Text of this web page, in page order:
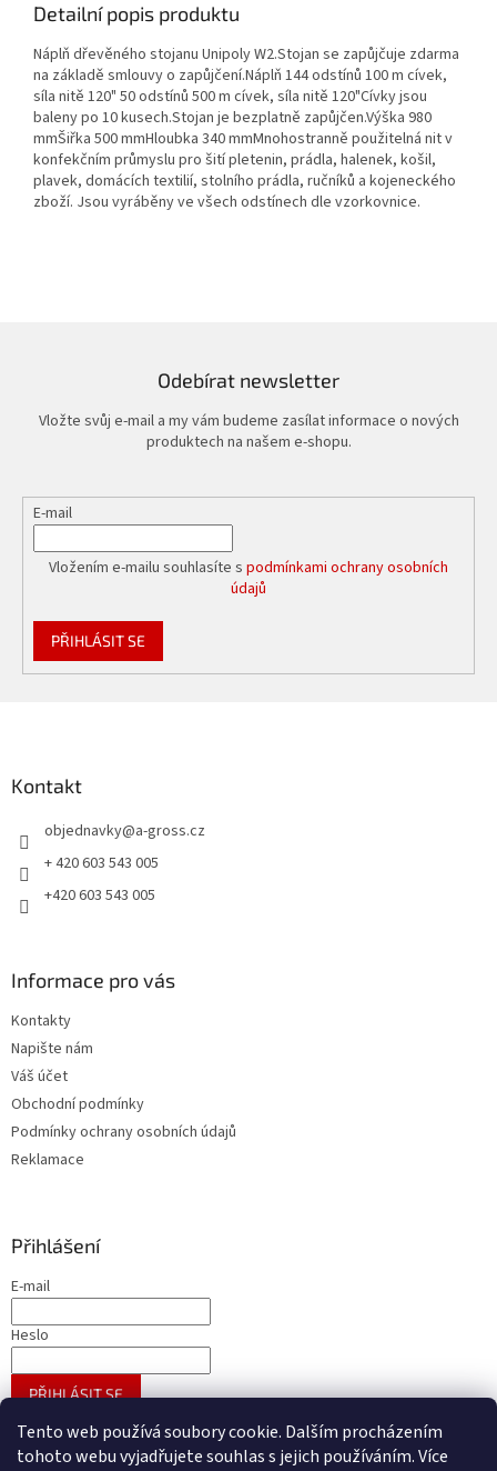
Tento web používá soubory cookie. Dalším procházením
tohoto webu vyjadřujete souhlas s jejich používáním. Více
Detailní popis produktu
Náplň dřevěného stojanu Unipoly W2.Stojan se zapůjčuje zdarma
na základě smlouvy o zapůjčení.Náplň 144 odstínů 100 m cívek,
síla nitě 120" 50 odstínů 500 m cívek, síla nitě 120"Cívky jsou
baleny po 10 kusech.Stojan je bezplatně zapůjčen.Výška 980
mmŠiřka 500 mmHloubka 340 mmMnohostranně použitelná nit v
konfekčním průmyslu pro šití pletenin, prádla, halenek, košil,
plavek, domácích textilií, stolního prádla, ručníků a kojeneckého
zboží. Jsou vyráběny ve všech odstínech dle vzorkovnice.
Odebírat newsletter
Vložte svůj e-mail a my vám budeme zasílat informace o nových
produktech na našem e-shopu.
E-mail
Vložením e-mailu souhlasíte s podmínkami ochrany osobních
údajů
PŘIHLÁSIT SE
Kontakt
objednavky@a-gross.cz
+ 420 603 543 005
+420 603 543 005
Informace pro vás
Kontakty
Napište nám
Váš účet
Obchodní podmínky
Podmínky ochrany osobních údajů
Reklamace
Přihlášení
E-mail
Heslo
PŘIHLÁSIT SE
Nová registraceZapomenuté heslo